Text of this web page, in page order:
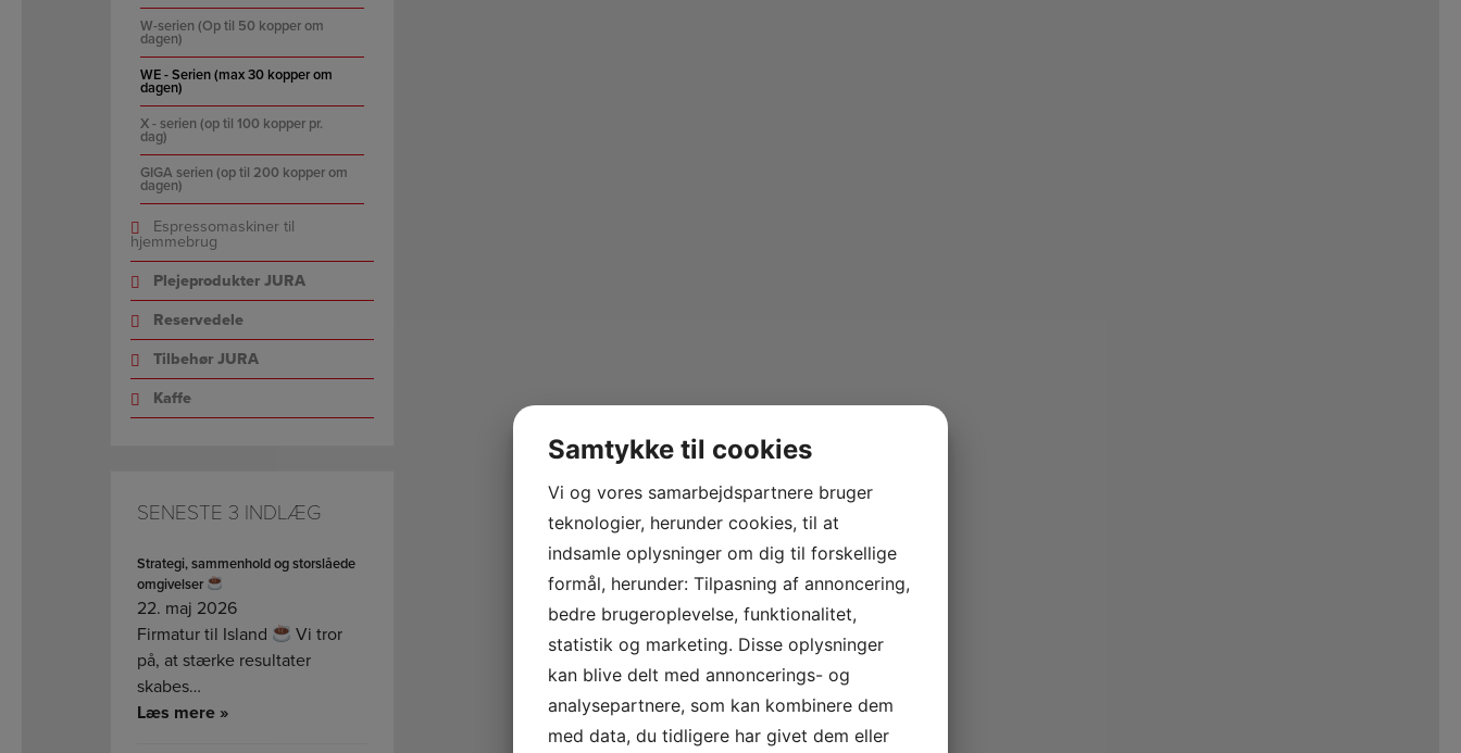
W-serien (Op til 50 kopper om
dagen)
WE - Serien (max 30 kopper om
dagen)
X - serien (op til 100 kopper pr.
dag)
GIGA serien (op til 200 kopper om
dagen)
Espressomaskiner til
hjemmebrug
Plejeprodukter JURA
Reservedele
Tilbehør JURA
Kaffe
SENESTE 3 INDLÆG
Strategi, sammenhold og storslåede
omgivelser
22. maj 2026
Firmatur til Island
Vi tror
på, at stærke resultater
skabes…
Læs mere »
Samtykke til cookies
Vi og vores samarbejdspartnere bruger
teknologier, herunder cookies, til at
indsamle oplysninger om dig til forskellige
formål, herunder: Tilpasning af annoncering,
bedre brugeroplevelse, funktionalitet,
statistik og marketing. Disse oplysninger
kan blive delt med annoncerings- og
analysepartnere, som kan kombinere dem
med data, du tidligere har givet dem eller